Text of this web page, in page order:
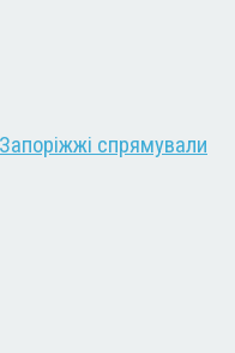
спрямували